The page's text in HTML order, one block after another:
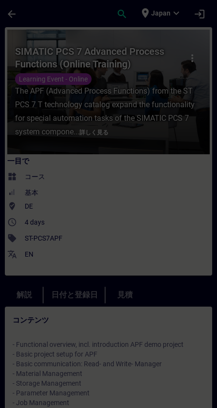
arrow_back search place Japan expand_more login
コース - SIMATIC PCS 7 Advanced
more_vert
SIMATIC PCS 7 Advanced Process
Functions (Online Training)
Learning Event - Online
The APF (Advanced Process Functions) from the ST
PCS 7 T technology catalog expand the functionality
for special automation tasks of the SIMATIC PCS 7
system compone...詳しく見る
一目で
widgets コース
基本
where_to_vote DE
access_time 4 days
sell ST-PCS7APF
translate EN
解説 日付と登録日 見積
コンテンツ
- Functional overview, incl. introduction APF demo project
- Basic project setup for APF
- Basic communication: Read- and Write- Manager
- Material Management
- Storage Management
- Parameter Management
- Job Management